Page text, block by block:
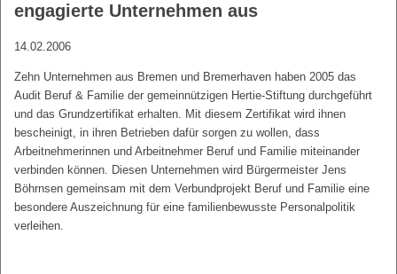
engagierte Unternehmen aus
14.02.2006
Zehn Unternehmen aus Bremen und Bremerhaven haben 2005 das
Audit Beruf & Familie der gemeinnützigen Hertie-Stiftung durchgeführt
und das Grundzertifikat erhalten. Mit diesem Zertifikat wird ihnen
bescheinigt, in ihren Betrieben dafür sorgen zu wollen, dass
Arbeitnehmerinnen und Arbeitnehmer Beruf und Familie miteinander
verbinden können. Diesen Unternehmen wird Bürgermeister Jens
Böhrnsen gemeinsam mit dem Verbundprojekt Beruf und Familie eine
besondere Auszeichnung für eine familienbewusste Personalpolitik
verleihen.